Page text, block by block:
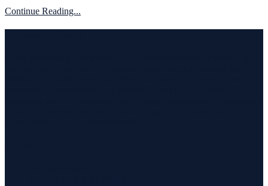
Continue Reading...